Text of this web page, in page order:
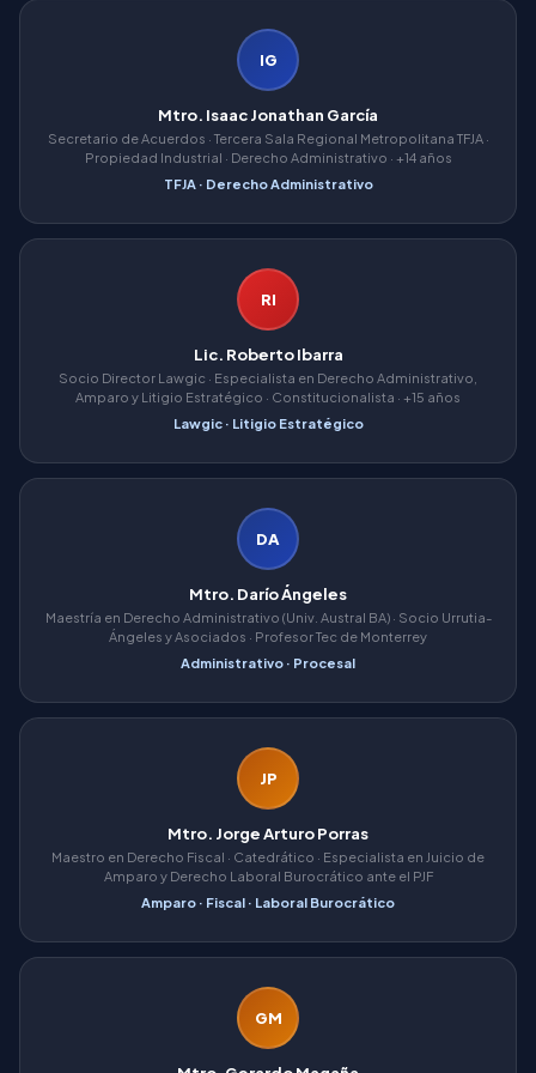
IG
Mtro. Isaac Jonathan García
Secretario de Acuerdos · Tercera Sala Regional Metropolitana TFJA ·
Propiedad Industrial · Derecho Administrativo · +14 años
TFJA · Derecho Administrativo
RI
Lic. Roberto Ibarra
Socio Director Lawgic · Especialista en Derecho Administrativo,
Amparo y Litigio Estratégico · Constitucionalista · +15 años
Lawgic · Litigio Estratégico
DA
Mtro. Darío Ángeles
Maestría en Derecho Administrativo (Univ. Austral BA) · Socio Urrutia-
Ángeles y Asociados · Profesor Tec de Monterrey
Administrativo · Procesal
JP
Mtro. Jorge Arturo Porras
Maestro en Derecho Fiscal · Catedrático · Especialista en Juicio de
Amparo y Derecho Laboral Burocrático ante el PJF
Amparo · Fiscal · Laboral Burocrático
GM